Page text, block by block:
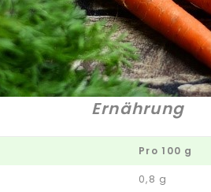
Ernährung
Pro 100 g
0,8 g